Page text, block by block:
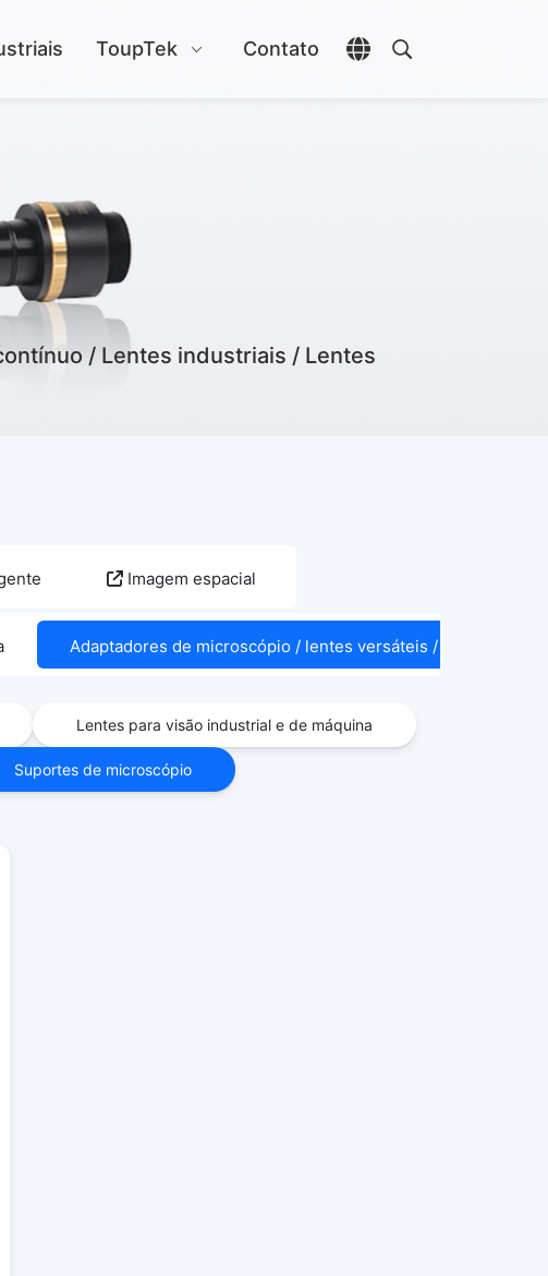
ToupTek Contato
Abrir seletor de
Abrir pesquisa
/ Lentes industriais / Lentes
Imagem espacial
Adaptadores de microscópio / lentes versáteis / acessórios
Lentes para visão industrial e de máquina
Suportes de microscópio